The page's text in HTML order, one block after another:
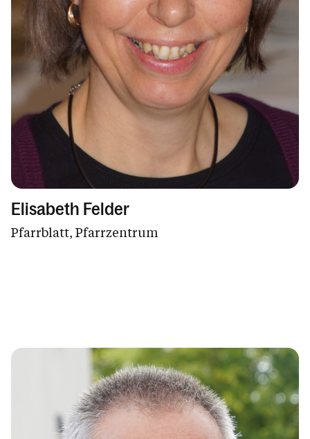
Elisabeth Felder
Pfarrblatt, Pfarrzentrum